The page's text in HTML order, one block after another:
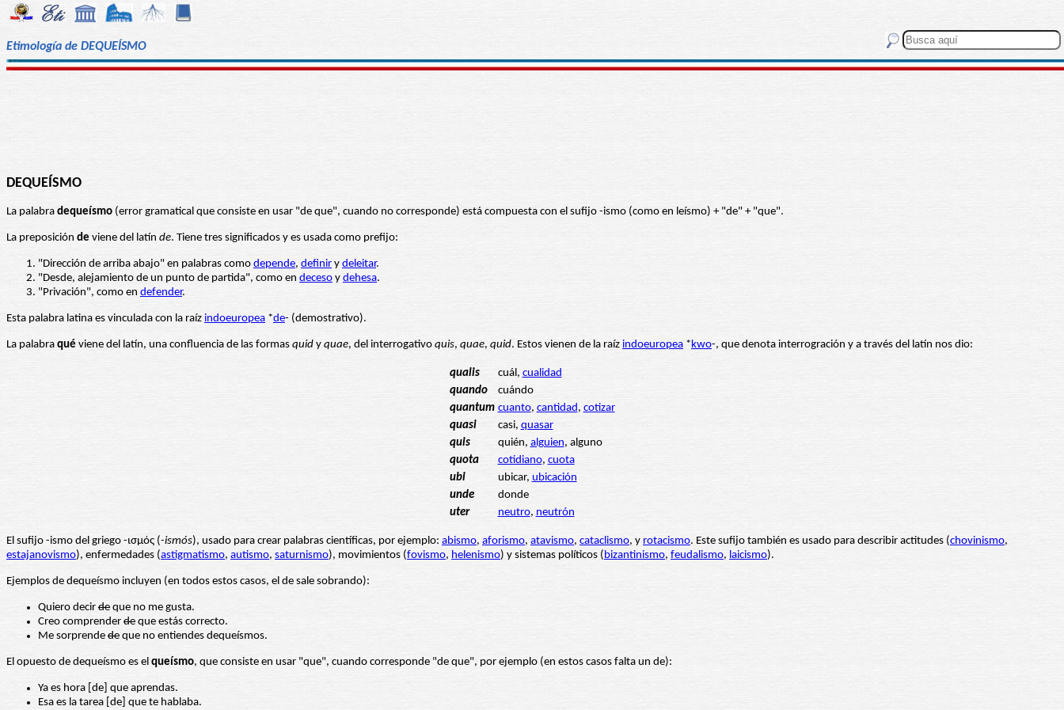
Etimología de DEQUEÍSMO
DEQUEÍSMO
La palabra dequeísmo (error gramatical que consiste en usar "de que", cuando no corresponde) está compuesta con el sufijo -ismo (como en leísmo) + "de" + "que".
La preposición de viene del latín de. Tiene tres significados y es usada como prefijo:
"Dirección de arriba abajo" en palabras como depende, definir y deleitar.
"Desde, alejamiento de un punto de partida", como en deceso y dehesa.
"Privación", como en defender.
Esta palabra latina es vinculada con la raíz indoeuropea *de- (demostrativo).
La palabra qué viene del latín, una confluencia de las formas quid y quae, del interrogativo quis, quae, quid. Estos vienen de la raíz indoeuropea *kwo-, que denota interrogración y a través del latín nos dio:
qualis cuál, cualidad
quando
cuándo
quantum cuanto, cantidad, cotizar
quasi
casi, quasar
quis
quién, alguien, alguno
quota
cotidiano, cuota
ubi
ubicar, ubicación
unde
donde
uter
neutro, neutrón
El sufijo -ismo del griego -ισμός (-ismós), usado para crear palabras científicas, por ejemplo: abismo, aforismo, atavismo, cataclismo, y rotacismo. Este sufijo también es usado para describir actitudes (chovinismo,
estajanovismo), enfermedades (astigmatismo, autismo, saturnismo), movimientos (fovismo, helenismo) y sistemas políticos (bizantinismo, feudalismo, laicismo).
Ejemplos de dequeísmo incluyen (en todos estos casos, el de sale sobrando):
Quiero decir de que no me gusta.
Creo comprender de que estás correcto.
Me sorprende de que no entiendes dequeísmos.
El opuesto de dequeísmo es el queísmo, que consiste en usar "que", cuando corresponde "de que", por ejemplo (en estos casos falta un de):
Ya es hora [de] que aprendas.
Esa es la tarea [de] que te hablaba.